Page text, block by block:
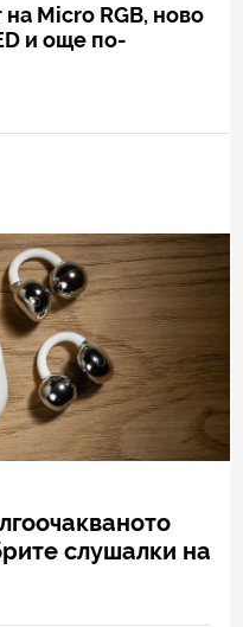
Micro RGB, ново
и още по-
слушалки на